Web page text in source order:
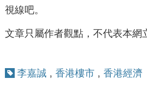
視線吧。
文章只屬作者觀點，不代表本網
李嘉誠 , 香港樓市 , 香港經濟